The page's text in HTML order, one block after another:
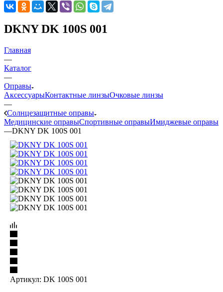
DKNY DK 100S 001
Главная
—
Каталог
—
Оправы
АксессуарыКонтактные линзыОчковые линзы
—
Солнцезащитные оправы
Медицинские оправыСпортивные оправыИмиджевые оправы
—DKNY DK 100S 001
Артикул: DK 100S 001